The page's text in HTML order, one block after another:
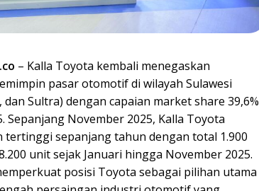
– Kalla Toyota kembali menegaskan
pasar otomotif di wilayah Sulawesi
dan Sultra) dengan capaian market share 39,6%
Sepanjang November 2025, Kalla Toyota
tertinggi sepanjang tahun dengan total 1.900
unit sejak Januari hingga November 2025.
posisi Toyota sebagai pilihan utama